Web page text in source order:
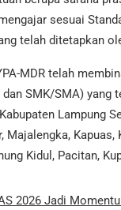
sesuai
telah ditetapkan
MDR telah
dan SMK/SMA) yang
Lampung
Majalengka, Kapuas,
Kidul, Pacitan,
2026 Jadi